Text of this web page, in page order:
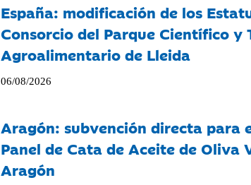
España: modificación de los
Consorcio del Parque Científico y
Agroalimentario de Lleida
06/08/2026
Aragón: subvención directa para
Panel de Cata de Aceite de Oliva
Aragón